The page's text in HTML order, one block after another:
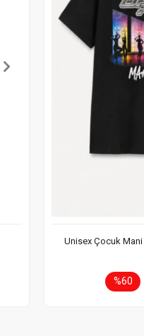
Unisex Çocuk
%60